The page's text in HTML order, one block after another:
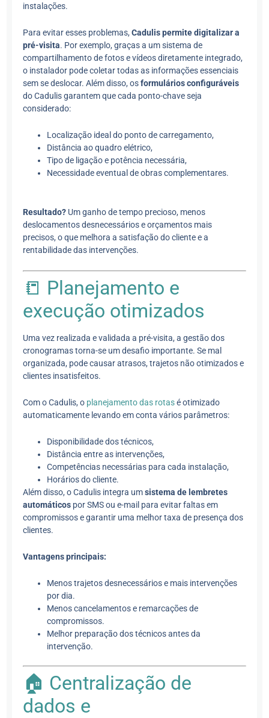
instalações.
Para evitar esses problemas,Cadulis permite digitalizar a
pré-visita. Por exemplo, graças a um sistema de
compartilhamento de fotos e vídeos diretamente integrado,
o instalador pode coletar todas as informações essenciais
sem se deslocar. Além disso, osformulários configuráveis
do Cadulis garantem que cada ponto-chave seja
considerado:
Localização ideal do ponto de carregamento,
Distância ao quadro elétrico,
Tipo de ligação e potência necessária,
Necessidade eventual de obras complementares.
Resultado? Um ganho de tempo precioso, menos
deslocamentos desnecessários e orçamentos mais
precisos, o que melhora a satisfação do cliente e a
rentabilidade das intervenções.
📒 Planejamento e
execução otimizados
Uma vez realizada e validada a pré-visita, a gestão dos
cronogramas torna-se um desafio importante. Se mal
organizada, pode causar atrasos, trajetos não otimizados e
clientes insatisfeitos.
Com o Cadulis, o planejamento das rotasé otimizado
automaticamente levando em conta vários parâmetros:
Disponibilidade dos técnicos,
Distância entre as intervenções,
Competências necessárias para cada instalação,
Horários do cliente.
Além disso, o Cadulis integra umsistema de lembretes
automáticos por SMS ou e-mail para evitar faltas em
compromissos e garantir uma melhor taxa de presença dos
clientes.
Vantagens principais:
Menos trajetos desnecessários e mais intervenções
por dia.
Menos cancelamentos e remarcações de
compromissos.
Melhor preparação dos técnicos antes da
intervenção.
🏠 Centralização de
dados e